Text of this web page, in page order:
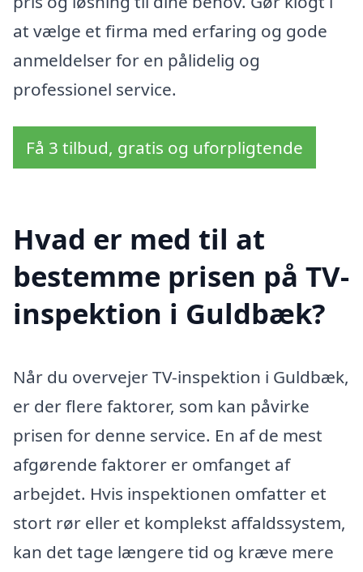
at vælge et firma med erfaring og gode
anmeldelser for en pålidelig og
professionel service.
Få 3 tilbud, gratis og uforpligtende
Hvad er med til at
bestemme prisen på TV-
inspektion i Guldbæk?
Når du overvejer TV-inspektion i Guldbæk,
er der flere faktorer, som kan påvirke
prisen for denne service. En af de mest
afgørende faktorer er omfanget af
arbejdet. Hvis inspektionen omfatter et
stort rør eller et komplekst affaldssystem,
kan det tage længere tid og kræve mere